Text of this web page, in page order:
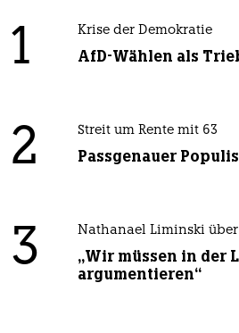
1 Krise der Demokratie
AfD-Wählen als
2 Streit um Rente mit 63
Passgenauer
3 Nathanael Liminski über
„Wir müssen in der
argumentieren“